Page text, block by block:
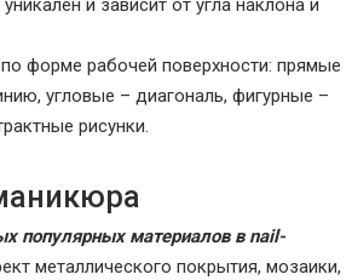
и зависит от угла наклона и
форме рабочей поверхности: прямые
угловые – диагональ, фигурные –
рисунки.
популярных материалов в nail-
металлического покрытия, мозаики,